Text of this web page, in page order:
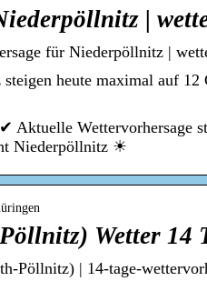
|
für Niederpöllnitz |
heute maximal auf
Wettervorhersage
Niederpöllnitz ☀
Wetter 14
Pöllnitz) | 14-tage-